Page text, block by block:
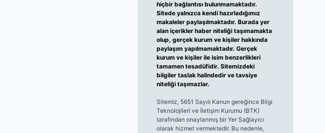
hiçbir bağlantısı bulunmamaktadır.
Sitede yalnızca kendi hazırladığımız
makaleler paylaşılmaktadır. Burada yer
alan içerikler haber niteliği taşımamakta
olup, gerçek kurum ve kişiler hakkında
paylaşım yapılmamaktadır. Gerçek
kurum ve kişiler ile isim benzerlikleri
tamamen tesadüfidir. Sitemizdeki
bilgiler taslak halindedir ve tavsiye
niteliği taşımazlar.
Sitemiz, 5651 Sayılı Kanun gereğince Bilgi
Teknolojileri ve İletişim Kurumu (BTK)
tarafından onaylanmış bir Yer Sağlayıcı
olarak hizmet vermektedir. Bu nedenle,